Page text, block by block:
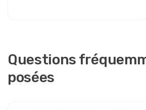
Questions
posées